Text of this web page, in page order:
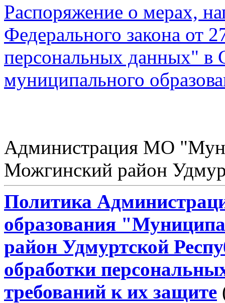
Распоряжение о мерах,
Федерального закона
персональных данных" в
муниципального
Администрация МО
Можгинский район
Политика
образования
район Удмуртской
обработки
требований к их защите